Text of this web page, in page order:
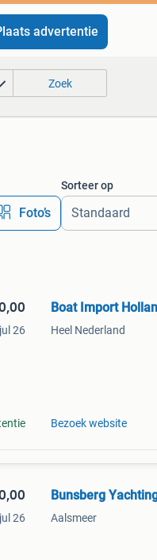
advertentie
Zoek
Foto’s
Sorteer op
26
Boat Import
Heel Nederland
Bezoek website
26
Bunsberg
Aalsmeer